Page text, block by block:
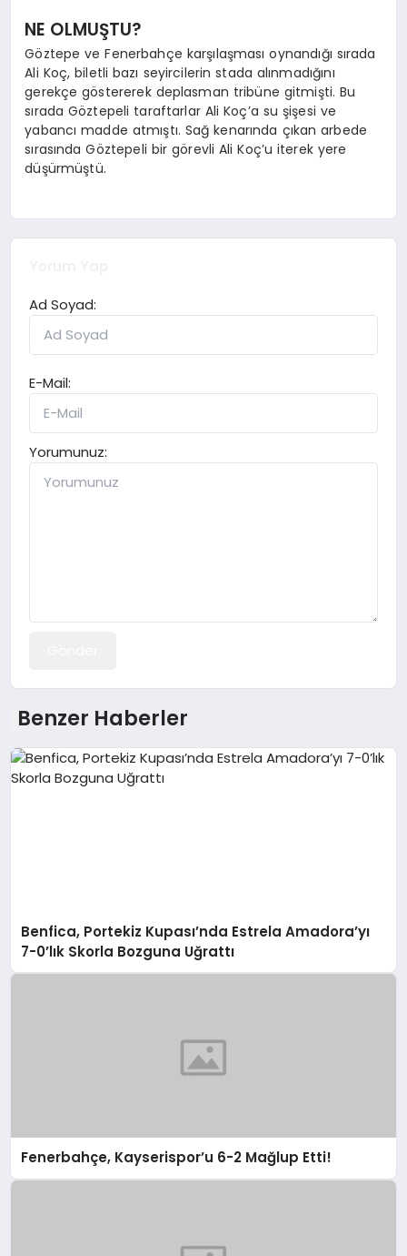
NE OLMUŞTU?
Göztepe ve Fenerbahçe karşılaşması oynandığı sırada
Ali Koç, biletli bazı seyircilerin stada alınmadığını
gerekçe göstererek deplasman tribüne gitmişti. Bu
sırada Göztepeli taraftarlar Ali Koç’a su şişesi ve
yabancı madde atmıştı. Sağ kenarında çıkan arbede
sırasında Göztepeli bir görevli Ali Koç’u iterek yere
düşürmüştü.
Ad Soyad:
E-Mail:
Yorumunuz:
Benzer Haberler
Benfica, Portekiz Kupası’nda Estrela Amadora’yı
7-0’lık Skorla Bozguna Uğrattı
Fenerbahçe, Kayserispor’u 6-2 Mağlup Etti!